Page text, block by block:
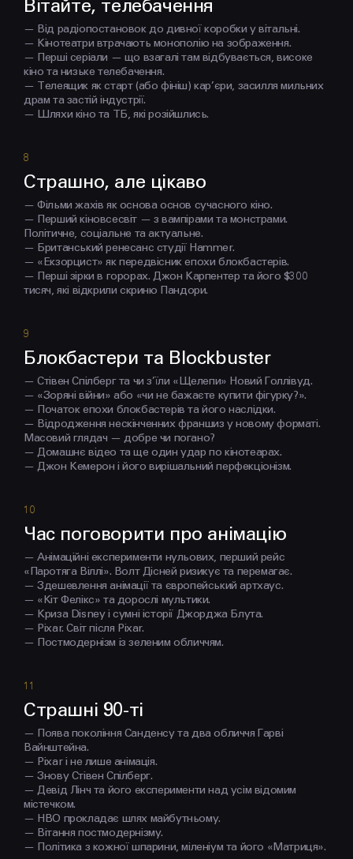
Вітайте, телебачення
— Від радіопостановок до дивної коробки у вітальні.
— Кінотеатри втрачають монополію на зображення.
— Перші серіали — що взагалі там відбувається, високе
кіно та низьке телебачення.
— Телеящик як старт (або фініш) кар’єри, засилля мильних
драм та застій індустрії.
— Шляхи кіно та ТБ, які розійшлись.
Страшно, але цікаво
— Фільми жахів як основа основ сучасного кіно.
— Перший кіновсесвіт — з вампірами та монстрами.
Політичне, соціальне та актуальне.
— Британський ренесанс студії Hammer.
— «Екзорцист» як передвісник епохи блокбастерів.
— Перші зірки в горорах. Джон Карпентер та його $300
тисяч, які відкрили скриню Пандори.
Блокбастери та Blockbuster
— Стівен Спілберг та чи з’їли «Щелепи» Новий Голлівуд.
— «Зоряні війни» або «чи не бажаєте купити фігурку?».
— Початок епохи блокбастерів та його наслідки.
— Відродження нескінченних франшиз у новому форматі.
Масовий глядач — добре чи погано?
— Домашнє відео та ще один удар по кінотеарах.
— Джон Кемерон і його вирішальний перфекціонізм.
Час поговорити про анімацію
— Анімаційні експерименти нульових, перший рейс
«Паротяга Віллі». Волт Дісней ризикує та перемагає.
— Здешевлення анімації та європейський артхаус.
— «Кіт Фелікс» та дорослі мультики.
— Криза Disney і сумні історії Джорджа Блута.
— Pixar. Світ після Pixar.
— Постмодернізм із зеленим обличчям.
Страшні 90-ті
— Поява покоління Санденсу та два обличчя Гарві
Вайнштейна.
— Pixar і не лише анімація.
— Знову Стівен Спілберг.
— Девід Лінч та його експерименти над усім відомим
містечком.
— HBO прокладає шлях майбутньому.
— Вітання постмодернізму.
— Політика з кожної шпарини, міленіум та його «Матриця».